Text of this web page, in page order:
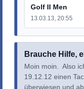
Golf II Men
13.03.13, 20:55
Brauche Hilfe,
Moin moin. Also
19.12.12 einen
überwiesen und